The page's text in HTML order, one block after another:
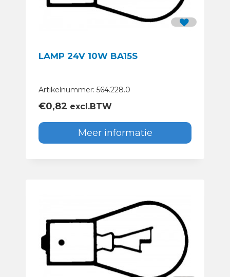
LAMP 24V 10W BA15S
Artikelnummer: 564.228.0
€0,82 excl.BTW
Meer informatie